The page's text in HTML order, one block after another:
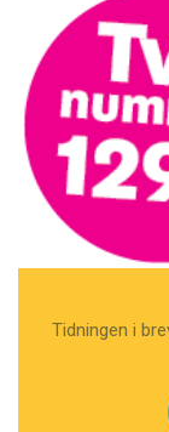
Tidningen i